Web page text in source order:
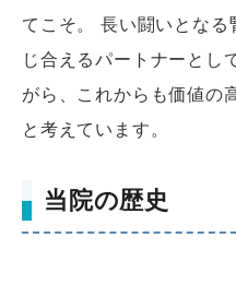
てこそ。 長い闘いとなる
じ合えるパートナーとし
がら、これからも価値の
と考えています。
当院の歴史